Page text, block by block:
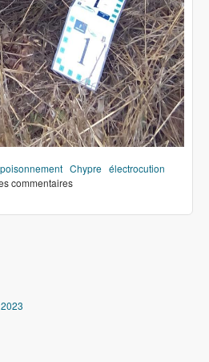
Chypre électrocution
commentaires